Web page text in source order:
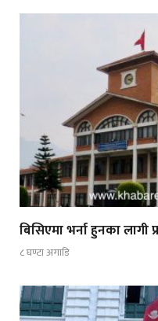
बिसिएमा भर्ना हुनका लागी
८ घण्टा अगाडि